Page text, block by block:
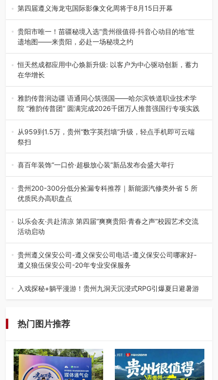
第四届遵义海龙屯国际影像文化周将于8月15日开幕
8月7日，第四届遵义海龙屯国际影像文化周媒体通气会在世
界文化遗产地海龙屯核心景区…
贵阳市唯一！苗疆秘境入选“贵州很值得·抖音心动目的地”世
遗地图——来贵阳，必赴一场秘境之约
2026年7月21日，2026年“贵州很值得”暨抖音“心动目的
地”（贵州站）主题…
恒天然成都应用中心焕新升级: 以客户为中心驱动创新，蓄力
在华增长
融合全球研发实力与本土洞察，深化客户共创，赋能西南市
场创新发展 （7月27日，成…
雅韵传普润边疆 语通同心筑强国——哈尔滨铁道职业技术学
院 “雅韵传普团” 圆满完成2026千团万人推普强国行专项实践
为扎实推进2026“千团万人推普强国行”大学生暑期社会实
践，牢牢紧扣 “雅韵传普…
从959到1.5万，贵州“数字英烈墙”升级，轻点手机即可云端
祭扫
八一建军节到来之际，由贵州省退役军人事务厅指导，贵阳
市退役军人事务局联合贵州广电…
喜百年装饰“一口价·超极放心装”新品发布会盛大举行
2026年7月31日，喜百年装饰“一口价·超极放心装”新品发布
会在贵阳隆重举行。…
贵州200-300分低分捡漏专科推荐｜新能源汽修类外省 5 所
优质民办高职盘点
在贵州省高考志愿填报体系中，200至300分数段考生可选择
的省内工科、新能源汽车…
以乐会友·共赴清凉 第四届“爽爽贵阳·青春之声”校园艺术交流
活动启动
七月的贵阳，清风送爽，第四届“爽爽贵阳·青春之声”校园管
弦乐（合唱）艺术交流活动…
贵州遵义保安公司-遵义保安公司电话-遵义保安公司哪家好-
遵义狼伍保安公司-20年专业安保服务
在遵义，不管是企业园区运营、小区物业管理、建筑工地施
工、商业商场经营，还是举办各…
入戏探秘+躺平漫游！贵州九洞天沉浸式RPG引爆夏日避暑游
热门图片推荐